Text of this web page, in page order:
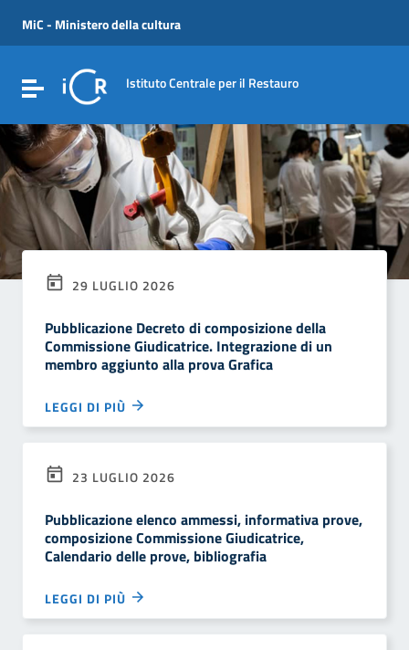
Vai al menu di navigazione
Vai al footer
MiC - Ministero della cultura
Attiva / disattiva la navigazione
Istituto Centrale per il Restauro
29 LUGLIO 2026
Pubblicazione Decreto di composizione della
Commissione Giudicatrice. Integrazione di un
membro aggiunto alla prova Grafica
LEGGI DI PIÙ
23 LUGLIO 2026
Pubblicazione elenco ammessi, informativa prove,
composizione Commissione Giudicatrice,
Calendario delle prove, bibliografia
LEGGI DI PIÙ